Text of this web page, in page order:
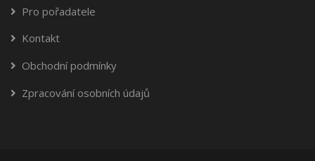
Pro pořadatele
Kontakt
Obchodní podmínky
Zpracování osobních údajů